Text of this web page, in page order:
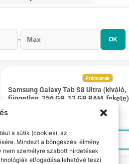
a sütik (cookies), az
Mindezt a böngészési élmény
személyre szabott hirdetések
elfogadása lehetővé teszi
- OK
Prémium
Samsung Galaxy Tab S8 Ultra (kiváló,
független, 256 GB, 12 GB RAM, fekete)
189 990
KOSÁRBA